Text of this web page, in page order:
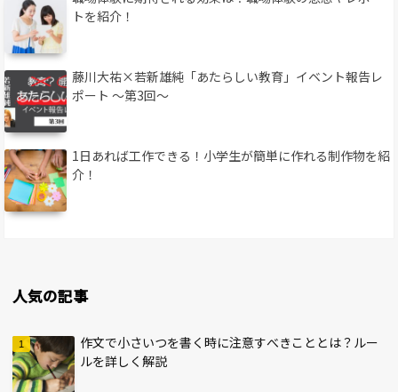
トを紹介！
藤川大祐×若新雄純「あたらしい教育」イベント報告レ
ポート 〜第3回〜
1日あれば工作できる！小学生が簡単に作れる制作物を紹
介！
人気の記事
作文で小さいつを書く時に注意すべきこととは？ルー
ルを詳しく解説